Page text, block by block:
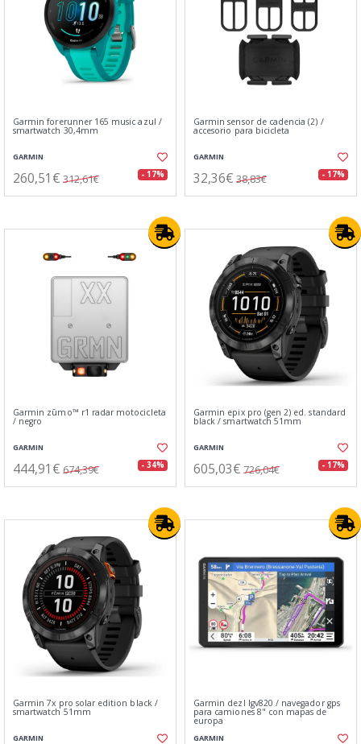
Garmin forerunner 165 music azul /
smartwatch 30,4mm
GARMIN
260,51€ 312,61€ - 17%
Garmin sensor de cadencia (2) /
accesorio para bicicleta
GARMIN
32,36€ 38,83€ - 17%
Garmin zūmo™ r1 radar motocicleta
/ negro
GARMIN
444,91€ 674,39€ - 34%
Garmin epix pro (gen 2) ed. standard
black / smartwatch 51mm
GARMIN
605,03€ 726,04€ - 17%
Garmin 7x pro solar edition black /
smartwatch 51mm
GARMIN
Garmin dezl lgv820 / navegador gps
para camiones 8" con mapas de
europa
GARMIN